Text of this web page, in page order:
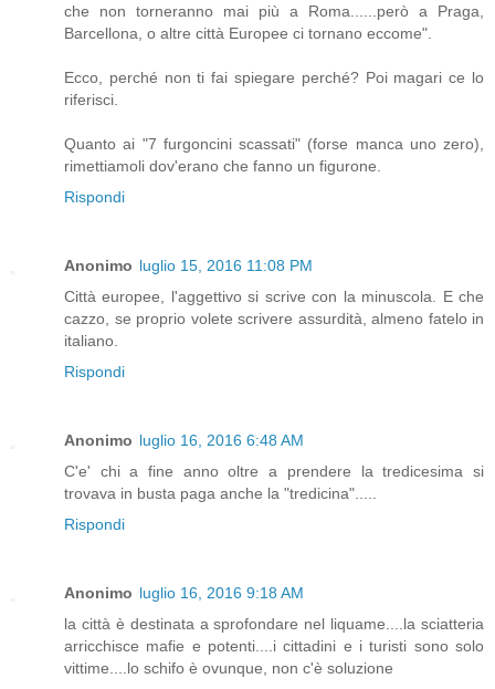
che non torneranno mai più a Roma......però a Praga,
Barcellona, o altre città Europee ci tornano eccome".
Ecco, perché non ti fai spiegare perché? Poi magari ce lo
riferisci.
Quanto ai "7 furgoncini scassati" (forse manca uno zero),
rimettiamoli dov'erano che fanno un figurone.
Rispondi
Anonimo luglio 15, 2016 11:08 PM
Città europee, l'aggettivo si scrive con la minuscola. E che
cazzo, se proprio volete scrivere assurdità, almeno fatelo in
italiano.
Rispondi
Anonimo luglio 16, 2016 6:48 AM
C'e' chi a fine anno oltre a prendere la tredicesima si
trovava in busta paga anche la "tredicina".....
Rispondi
Anonimo luglio 16, 2016 9:18 AM
la città è destinata a sprofondare nel liquame....la sciatteria
arricchisce mafie e potenti....i cittadini e i turisti sono solo
vittime....lo schifo è ovunque, non c'è soluzione